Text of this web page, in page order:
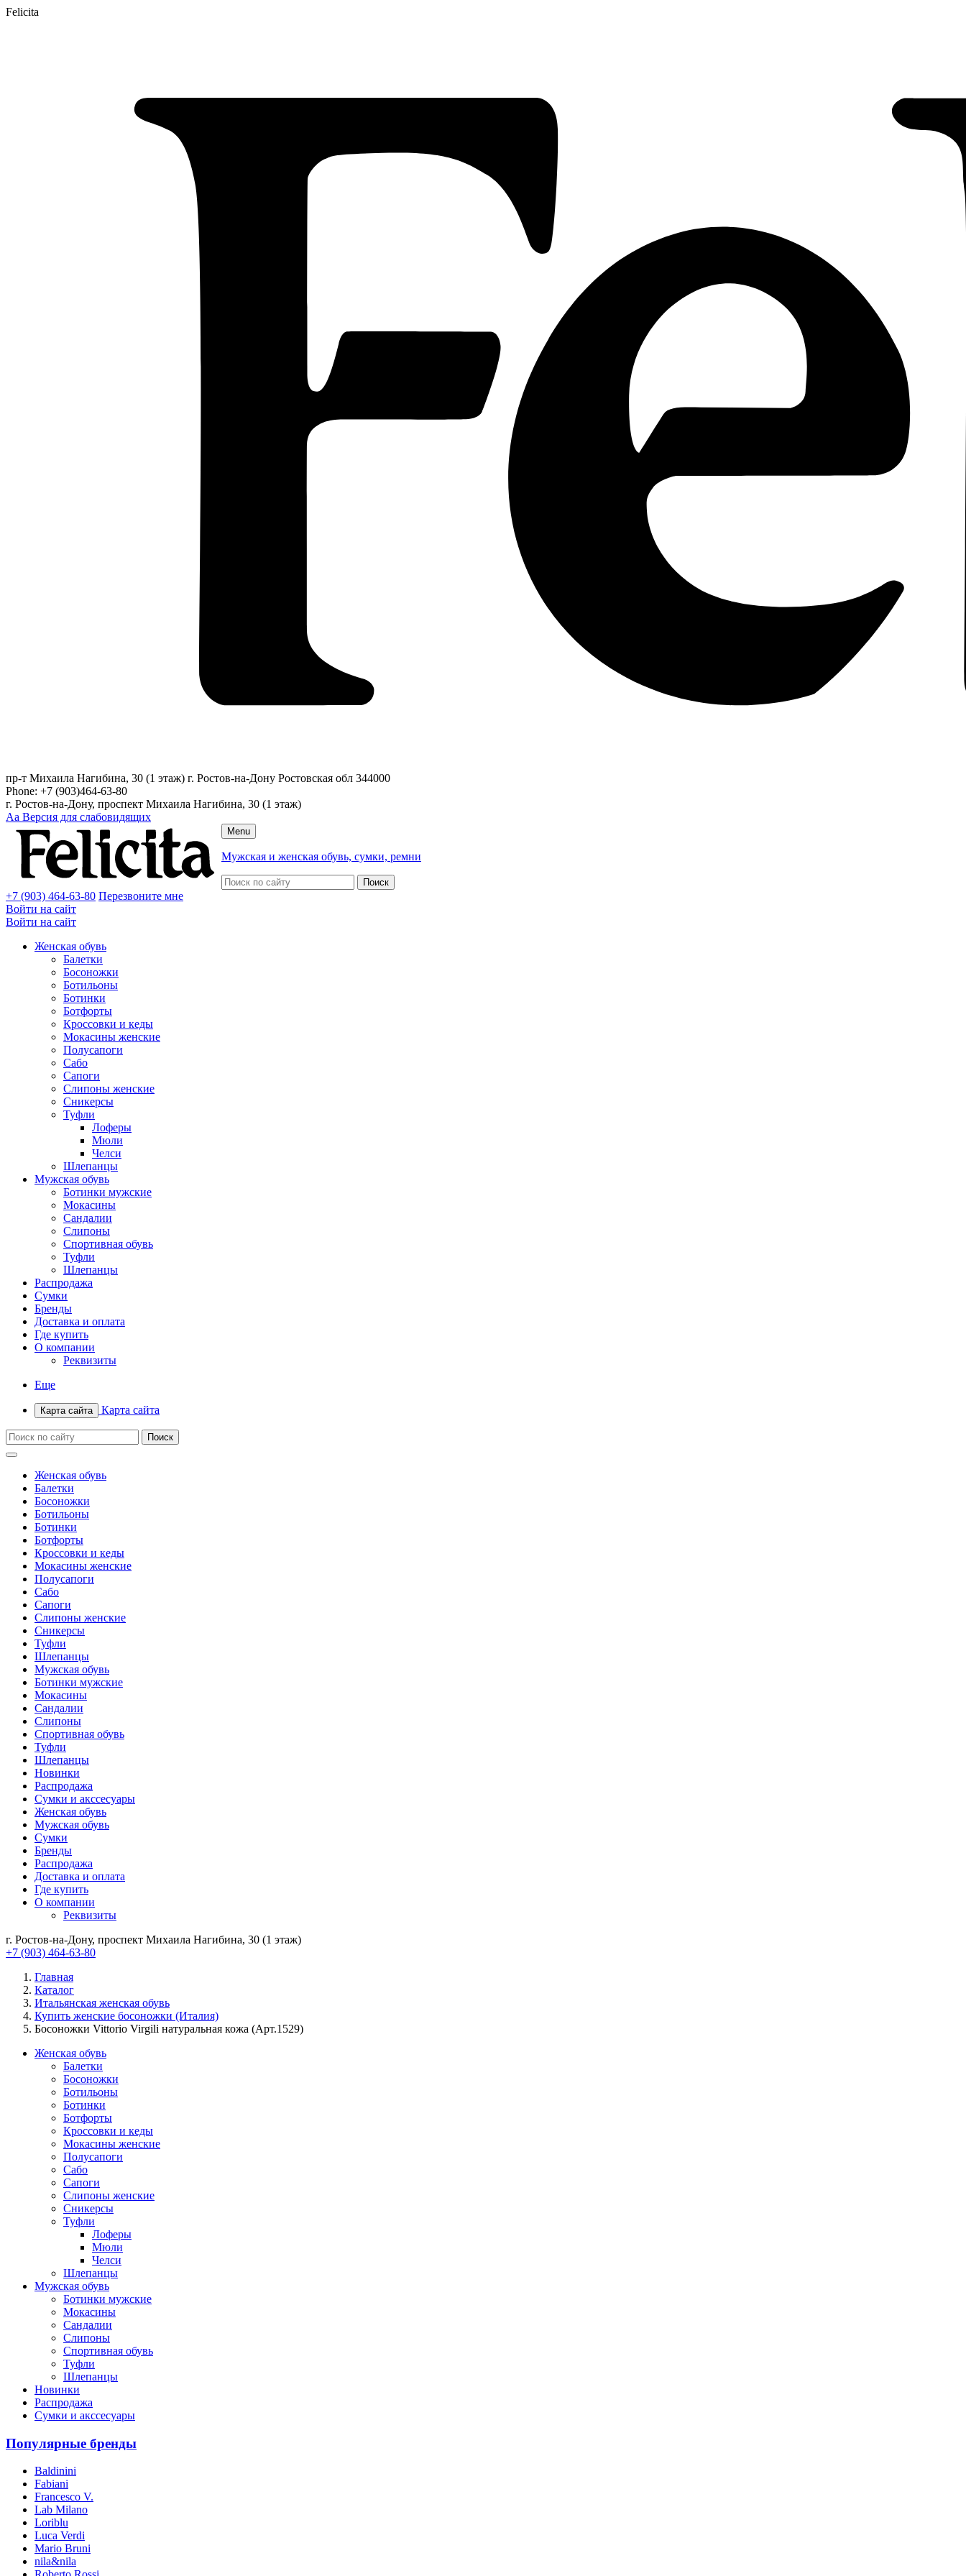
Felicita
пр-т Михаила Нагибина, 30 (1 этаж) г. Ростов-на-Дону Ростовская обл 344000
Phone: +7 (903)464-63-80
г. Ростов-на-Дону, проспект Михаила Нагибина, 30 (1 этаж)
Аа Версия для слабовидящих
Menu
Мужская и женская обувь, сумки, ремни
+7 (903) 464-63-80 Перезвоните мне
Войти на сайт
Войти на сайт
Женская обувь
Балетки
Босоножки
Ботильоны
Ботинки
Ботфорты
Кроссовки и кеды
Мокасины женские
Полусапоги
Сабо
Сапоги
Слипоны женские
Сникерсы
Туфли
Лоферы
Мюли
Челси
Шлепанцы
Мужская обувь
Ботинки мужские
Мокасины
Сандалии
Слипоны
Спортивная обувь
Туфли
Шлепанцы
Распродажа
Сумки
Бренды
Доставка и оплата
Где купить
О компании
Реквизиты
Еще
Карта сайта Карта сайта
Женская обувь
Балетки
Босоножки
Ботильоны
Ботинки
Ботфорты
Кроссовки и кеды
Мокасины женские
Полусапоги
Сабо
Сапоги
Слипоны женские
Сникерсы
Туфли
Шлепанцы
Мужская обувь
Ботинки мужские
Мокасины
Сандалии
Слипоны
Спортивная обувь
Туфли
Шлепанцы
Новинки
Распродажа
Сумки и акссесуары
Женская обувь
Мужская обувь
Сумки
Бренды
Распродажа
Доставка и оплата
Где купить
О компании
Реквизиты
г. Ростов-на-Дону, проспект Михаила Нагибина, 30 (1 этаж)
+7 (903) 464-63-80
Главная
Каталог
Итальянская женская обувь
Купить женские босоножки (Италия)
Босоножки Vittorio Virgili натуральная кожа (Арт.1529)
Женская обувь
Балетки
Босоножки
Ботильоны
Ботинки
Ботфорты
Кроссовки и кеды
Мокасины женские
Полусапоги
Сабо
Сапоги
Слипоны женские
Сникерсы
Туфли
Лоферы
Мюли
Челси
Шлепанцы
Мужская обувь
Ботинки мужские
Мокасины
Сандалии
Слипоны
Спортивная обувь
Туфли
Шлепанцы
Новинки
Распродажа
Сумки и акссесуары
Популярные бренды
Baldinini
Fabiani
Francesco V.
Lab Milano
Loriblu
Luca Verdi
Mario Bruni
nila&nila